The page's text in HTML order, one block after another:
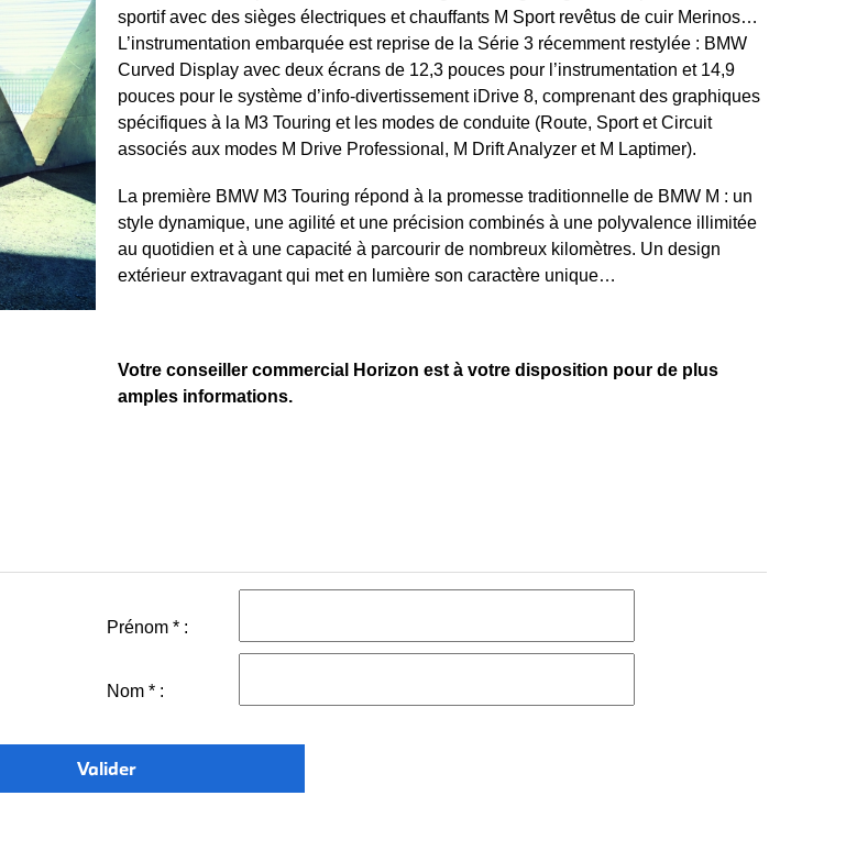
sportif avec des sièges électriques et chauffants M Sport revêtus de cuir Merinos…
L’instrumentation embarquée est reprise de la Série 3 récemment restylée : BMW
Curved Display avec deux écrans de 12,3 pouces pour l’instrumentation et 14,9
pouces pour le système d’info-divertissement iDrive 8, comprenant des graphiques
spécifiques à la M3 Touring et les modes de conduite (Route, Sport et Circuit
associés aux modes M Drive Professional, M Drift Analyzer et M Laptimer).
La première BMW M3 Touring répond à la promesse traditionnelle de BMW M : un
style dynamique, une agilité et une précision combinés à une polyvalence illimitée
au quotidien et à une capacité à parcourir de nombreux kilomètres. Un design
extérieur extravagant qui met en lumière son caractère unique…
Votre conseiller commercial Horizon est à votre disposition pour de plus
amples informations.
Prénom * :
Nom * :